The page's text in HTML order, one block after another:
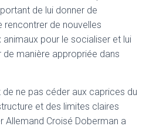
de lui donner de
de nouvelles
pour le socialiser et lui
manière appropriée dans
ne pas céder aux caprices du
et des limites claires
Allemand Croisé Doberman a